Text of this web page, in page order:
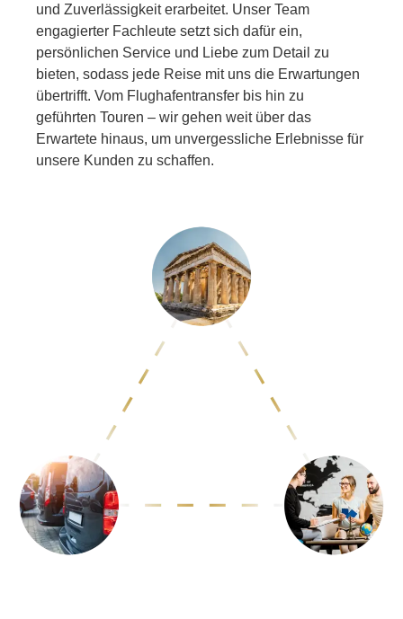
und Zuverlässigkeit erarbeitet. Unser Team
engagierter Fachleute setzt sich dafür ein,
persönlichen Service und Liebe zum Detail zu
bieten, sodass jede Reise mit uns die Erwartungen
übertrifft. Vom Flughafentransfer bis hin zu
geführten Touren – wir gehen weit über das
Erwartete hinaus, um unvergessliche Erlebnisse für
unsere Kunden zu schaffen.